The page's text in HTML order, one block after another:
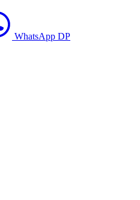
WhatsApp DP